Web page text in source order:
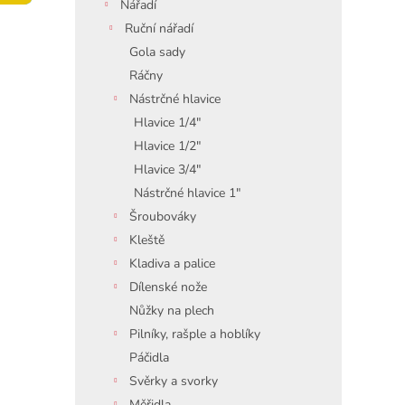
Nářadí
Ruční nářadí
Gola sady
Ráčny
Nástrčné hlavice
Hlavice 1/4"
Hlavice 1/2"
Hlavice 3/4"
Nástrčné hlavice 1"
Šroubováky
Kleště
Kladiva a palice
Dílenské nože
Nůžky na plech
Pilníky, rašple a hoblíky
Páčidla
Svěrky a svorky